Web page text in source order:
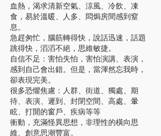
血熱，渴求清新空氣、涼風、冷飲、凍
食，易於溫暖、人多、悶焗房間感到窒
息。
急趕匆忙，腦筋轉得快，說話迅速，話題
跳得快，滔滔不絕，思維敏捷。
自信不足：害怕失怕，害怕演講、表演，
感到自己會出錯。但是，當渾然忘我時，
卻表現完美。
很多恐懼焦慮：人群、街道、獨處、期
待、表演、遲到、封閉空間、高處、暈
眩、打開的窗戶、疾病等等
衝動，充滿怪異思想，非理性的橫向思
維、創意思潮豐富。